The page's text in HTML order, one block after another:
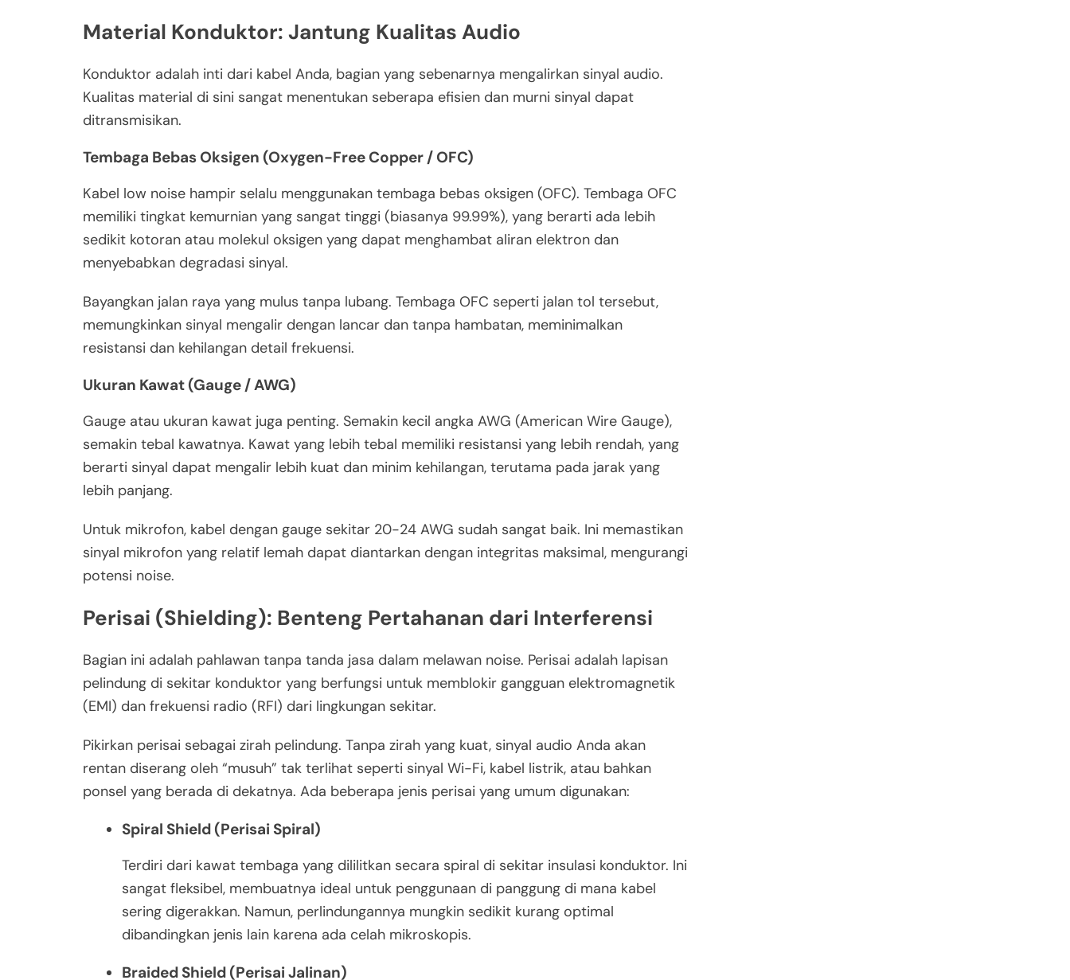
Material Konduktor: Jantung Kualitas Audio
Konduktor adalah inti dari kabel Anda, bagian yang sebenarnya mengalirkan sinyal audio.
Kualitas material di sini sangat menentukan seberapa efisien dan murni sinyal dapat
ditransmisikan.
Tembaga Bebas Oksigen (Oxygen-Free Copper / OFC)
Kabel low noise hampir selalu menggunakan tembaga bebas oksigen (OFC). Tembaga OFC
memiliki tingkat kemurnian yang sangat tinggi (biasanya 99.99%), yang berarti ada lebih
sedikit kotoran atau molekul oksigen yang dapat menghambat aliran elektron dan
menyebabkan degradasi sinyal.
Bayangkan jalan raya yang mulus tanpa lubang. Tembaga OFC seperti jalan tol tersebut,
memungkinkan sinyal mengalir dengan lancar dan tanpa hambatan, meminimalkan
resistansi dan kehilangan detail frekuensi.
Ukuran Kawat (Gauge / AWG)
Gauge atau ukuran kawat juga penting. Semakin kecil angka AWG (American Wire Gauge),
semakin tebal kawatnya. Kawat yang lebih tebal memiliki resistansi yang lebih rendah, yang
berarti sinyal dapat mengalir lebih kuat dan minim kehilangan, terutama pada jarak yang
lebih panjang.
Untuk mikrofon, kabel dengan gauge sekitar 20-24 AWG sudah sangat baik. Ini memastikan
sinyal mikrofon yang relatif lemah dapat diantarkan dengan integritas maksimal, mengurangi
potensi noise.
Perisai (Shielding): Benteng Pertahanan dari Interferensi
Bagian ini adalah pahlawan tanpa tanda jasa dalam melawan noise. Perisai adalah lapisan
pelindung di sekitar konduktor yang berfungsi untuk memblokir gangguan elektromagnetik
(EMI) dan frekuensi radio (RFI) dari lingkungan sekitar.
Pikirkan perisai sebagai zirah pelindung. Tanpa zirah yang kuat, sinyal audio Anda akan
rentan diserang oleh “musuh” tak terlihat seperti sinyal Wi-Fi, kabel listrik, atau bahkan
ponsel yang berada di dekatnya. Ada beberapa jenis perisai yang umum digunakan:
Spiral Shield (Perisai Spiral)
Terdiri dari kawat tembaga yang dililitkan secara spiral di sekitar insulasi konduktor. Ini
sangat fleksibel, membuatnya ideal untuk penggunaan di panggung di mana kabel
sering digerakkan. Namun, perlindungannya mungkin sedikit kurang optimal
dibandingkan jenis lain karena ada celah mikroskopis.
Braided Shield (Perisai Jalinan)